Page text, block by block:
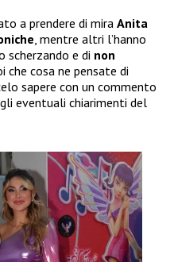
a prendere di mira Anita
, mentre altri l’hanno
scherzando e di non
che cosa ne pensate di
sapere con un commento
eventuali chiarimenti del